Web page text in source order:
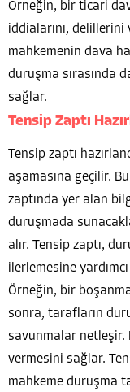
Örneğin, bir ticari
iddialarını, delillerini
mahkemenin dava
duruşma sırasında
sağlar.
Tensip Zaptı
Tensip zaptı
aşamasına geçilir.
zaptında yer alan
duruşmada
alır. Tensip zaptı,
ilerlemesine
Örneğin, bir
sonra, tarafların
savunmalar netleşir.
vermesini sağlar.
mahkeme duruşma